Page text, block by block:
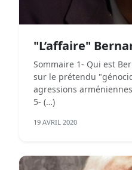
"L’affaire"
Sommaire 1- Qui est
sur le prétendu
agressions
5- (…)
19 AVRIL 2020